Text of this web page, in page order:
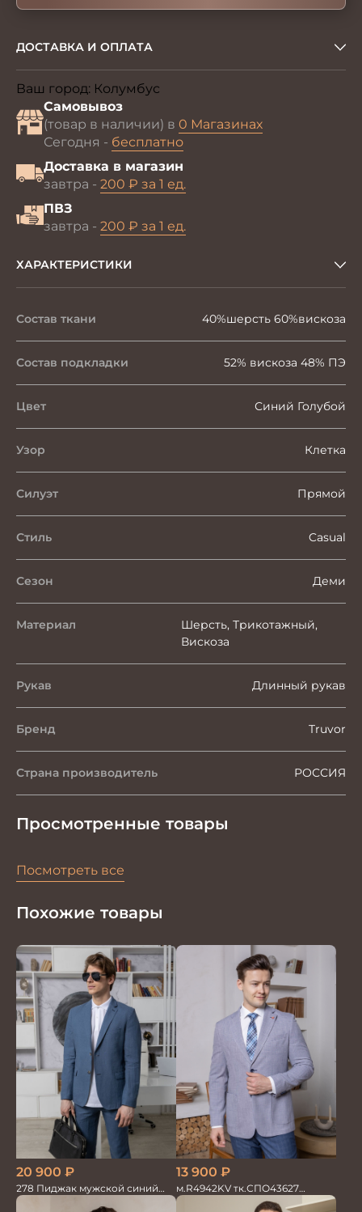
ДОСТАВКА И ОПЛАТА
Ваш город: Колумбус
Самовывоз
(товар в наличии) в 0 Магазинах
Сегодня - бесплатно
Доставка в магазин
завтра - 200 ₽ за 1 ед.
ПВЗ
завтра - 200 ₽ за 1 ед.
ХАРАКТЕРИСТИКИ
Состав ткани 40%шерсть 60%вискоза
Состав подкладки 52% вискоза 48% ПЭ
Цвет Синий Голубой
Узор Клетка
Силуэт Прямой
Стиль Casual
Сезон Деми
Материал
Шерсть, Трикотажный,
Вискоза
Рукав Длинный рукав
Бренд Truvor
Страна производитель РОССИЯ
Просмотренные товары
Посмотреть все
Похожие товары
20 900 ₽
278 Пиджак мужской синий
лен
13 900 ₽
м.R4942KV тк.СПО43627
Пиджак мужской на п/п